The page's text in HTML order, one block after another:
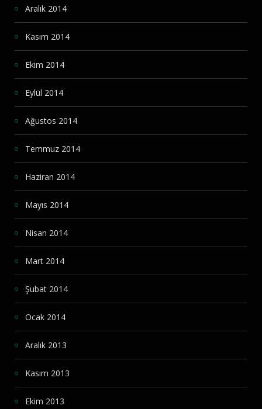
Aralık 2014
Kasım 2014
Ekim 2014
Eylül 2014
Ağustos 2014
Temmuz 2014
Haziran 2014
Mayıs 2014
Nisan 2014
Mart 2014
Şubat 2014
Ocak 2014
Aralık 2013
Kasım 2013
Ekim 2013